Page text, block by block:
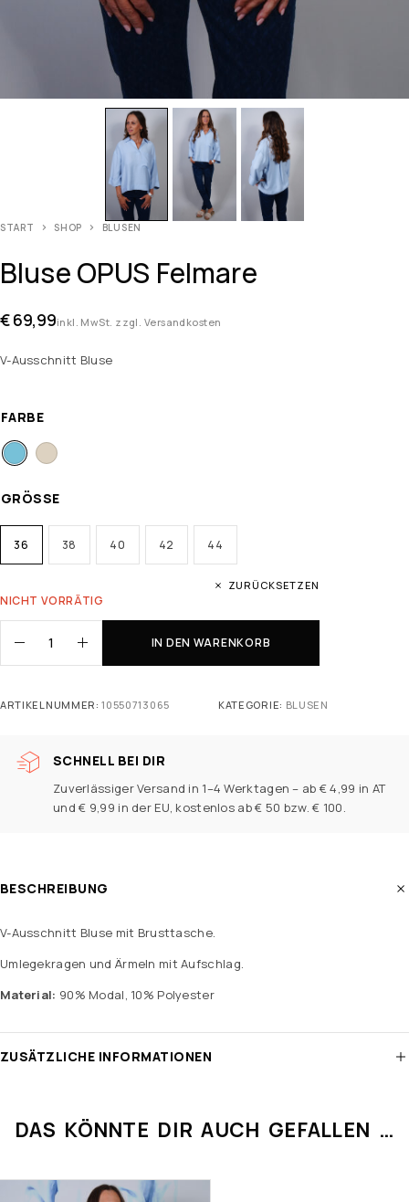
START SHOP BLUSEN
Bluse OPUS Felmare
€69,99inkl. MwSt. zzgl. Versandkosten
V-Ausschnitt Bluse
FARBE
GRÖSSE
36 38 40 42 44
ZURÜCKSETZEN
NICHT VORRÄTIG
IN DEN WARENKORB
ARTIKELNUMMER:10550713065 KATEGORIE: BLUSEN
SCHNELL BEI DIR
Zuverlässiger Versand in 1–4 Werktagen – ab € 4,99 in AT
und € 9,99 in der EU, kostenlos ab € 50 bzw. € 100.
BESCHREIBUNG
V-Ausschnitt Bluse mit Brusttasche.
Umlegekragen und Ärmeln mit Aufschlag.
Material: 90% Modal, 10% Polyester
ZUSÄTZLICHE INFORMATIONEN
DAS KÖNNTE DIR AUCH GEFALLEN …